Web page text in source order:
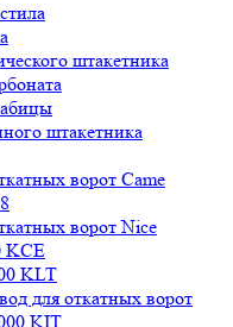
штакетника
штакетника
ворот Came
ворот Nice
KCE
KLT
для откатных ворот
KIT